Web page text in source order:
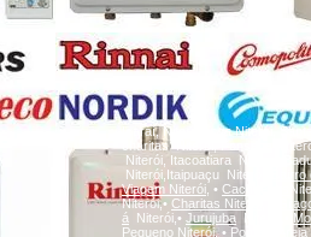
Icaraí, Niterói, ingaNiterói,
charitas Niterói, Fonseca
Niterói, Itacoatiara Niterói,
Niterói,Itaipuaçu Niterói,
Viagem Niterói, • Cachoeiras
Niterói,• Charitas Niterói,
á Niterói,• Jurujuba Niterói,•
Pequeno Niterói,• Ponta d'Areia